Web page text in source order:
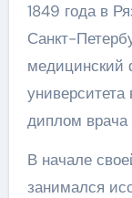
1849 года в
Санкт-
медицинский
диплом врача
В начале
занимался